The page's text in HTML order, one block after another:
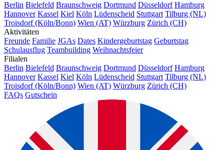
Berlin Bielefeld Braunschweig Dortmund Düsseldorf Hamburg
Hannover Kassel Kiel Köln Lüdenscheid Stuttgart Tilburg (NL)
Troisdorf (Köln/Bonn) Wien (AT) Würzburg Zürich (CH)
Aktivitäten
Freunde Familie JGAs Dates Kindergeburtstag Geburtstag
Schulausflug Teambuilding Weihnachtsfeier
Filialen
Berlin Bielefeld Braunschweig Dortmund Düsseldorf Hamburg
Hannover Kassel Kiel Köln Lüdenscheid Stuttgart Tilburg (NL)
Troisdorf (Köln/Bonn) Wien (AT) Würzburg Zürich (CH)
FAQs Gutschein